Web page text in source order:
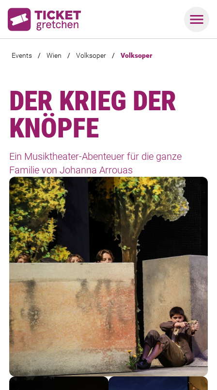
Events / Wien / Volksoper / Volksoper
DER KRIEG DER
KNÖPFE
Ein Musiktheater-Abenteuer für die ganze
Familie von Johanna Arrouas